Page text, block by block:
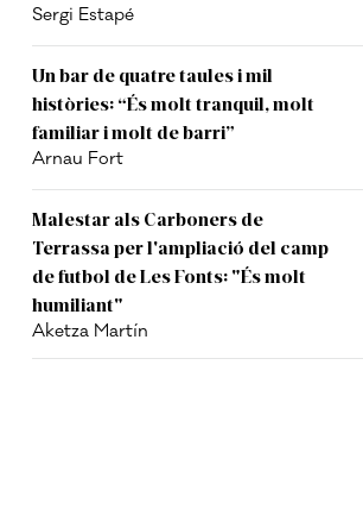
Sergi Estapé
Un bar de quatre taules i mil
històries: “És molt tranquil, molt
familiar i molt de barri”
Arnau Fort
Malestar als Carboners de
Terrassa per l'ampliació del camp
de futbol de Les Fonts: "És molt
humiliant"
Aketza Martín